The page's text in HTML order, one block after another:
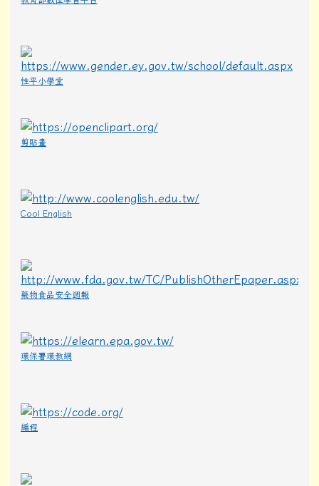
性平小學堂
剪貼畫
Cool English
藥物食品安全週報
環保署環教網
編程